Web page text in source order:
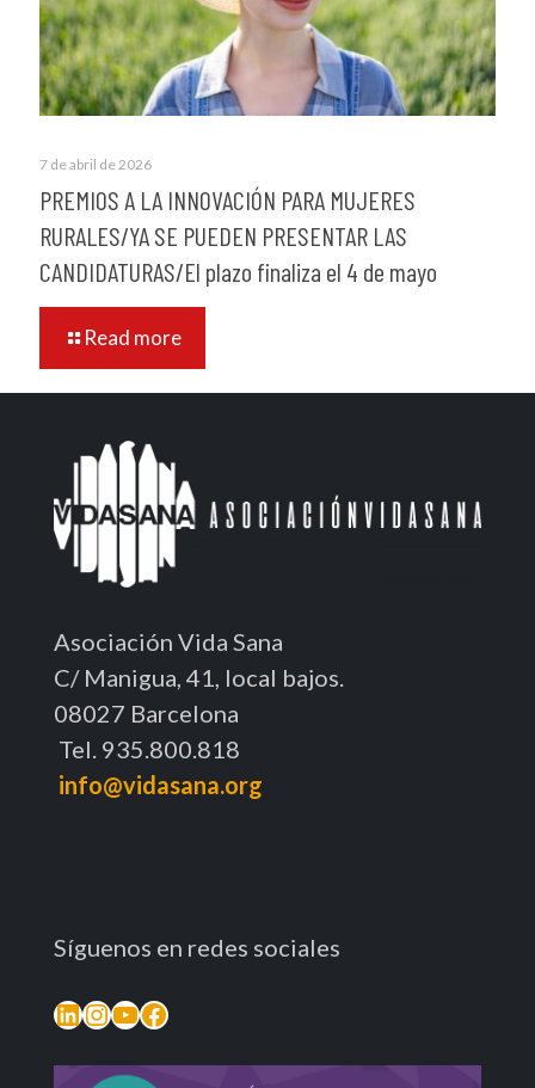
7 de abril de 2026
PREMIOS A LA INNOVACIÓN PARA MUJERES
RURALES/YA SE PUEDEN PRESENTAR LAS
CANDIDATURAS/El plazo finaliza el 4 de mayo
Read more
Asociación Vida Sana
C/ Manigua, 41, local bajos.
08027 Barcelona
Tel. 935.800.818
info@vidasana.org
Síguenos en redes sociales
LinkedIn
Instagram
YouTube
Facebook